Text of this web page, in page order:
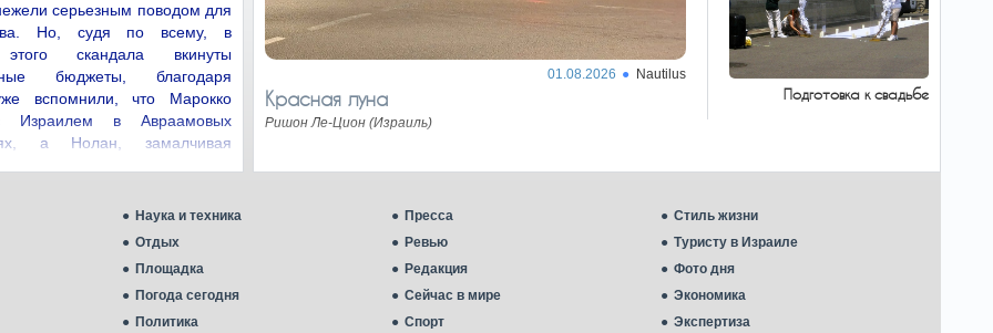
10:36
Три пожара за
минуты в Рамат-Гане:
подозрение на поджог
Следователь по пожарам
усмотрел связь между происшествиями,
материалы передали полиции.
США в Иерусалиме
В посольстве США в Иерусалиме состоялась
встреча между послом Майком Хакаби и 12-
летним Амитаем Перлом из Атлита,
страдающим аутизмом. Продемонстрировав
серьезным поводом для
Но, судя по всему, в
этого скандала вкинуты
бюджеты, благодаря
вспомнили, что Марокко
Израилем в Авраамовых
а Нолан, замалчивая
01.08.2026 Nautilus
Красная луна
Ришон Ле-Цион (Израиль)
Подготовка к свадьбе
Наука и техника Пресса
Стиль жизни
Отдых Ревью
Туристу в Израиле
Площадка Редакция
Фото дня
Погода сегодня Сейчас в мире
Экономика
Политика Спорт Экспертиза